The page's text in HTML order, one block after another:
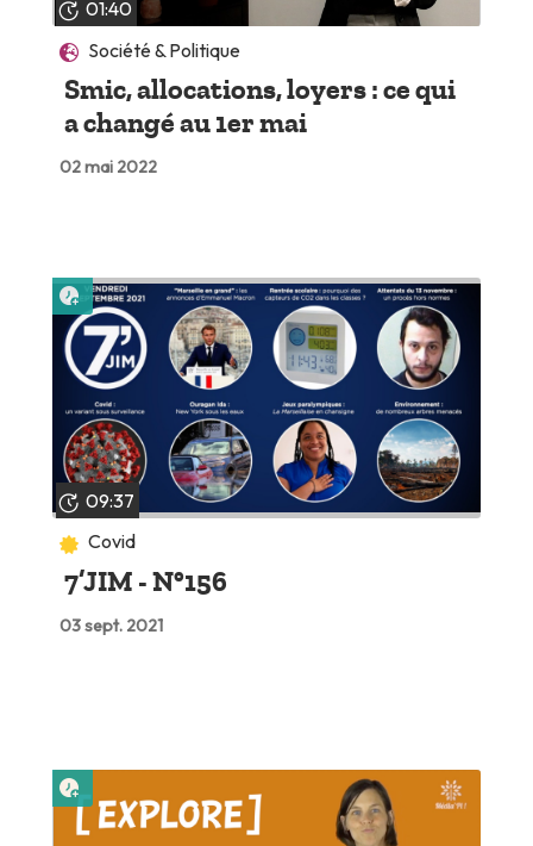
01:40
Société & Politique
Smic, allocations, loyers : ce qui
a changé au 1er mai
02 mai 2022
09:37
Covid
7’JIM - N°156
03 sept. 2021
Lire plus tard